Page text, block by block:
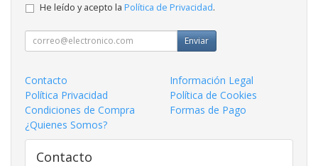
He leído y acepto la Política de Privacidad.
Enviar
Contacto
Información Legal
Política Privacidad
Política de Cookies
Condiciones de Compra
Formas de Pago
¿Quienes Somos?
Contacto